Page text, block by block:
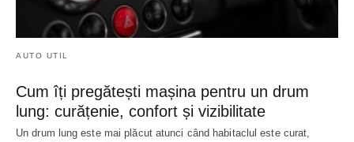
AUTO UTIL
Cum îți pregătești mașina pentru un drum
lung: curățenie, confort și vizibilitate
Un drum lung este mai plăcut atunci când habitaclul este curat,